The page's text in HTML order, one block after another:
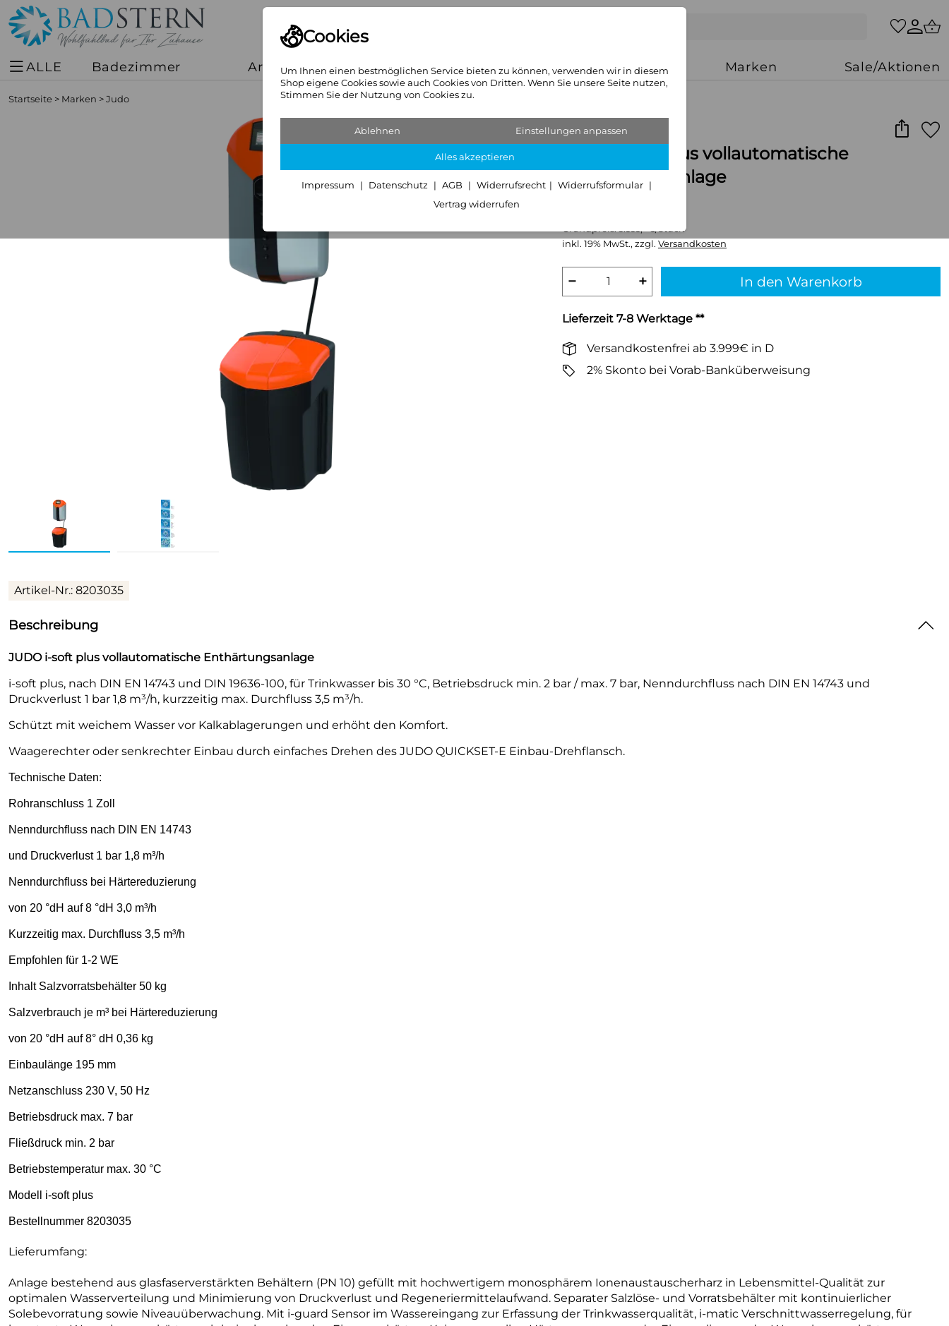
Cookies
Um Ihnen einen bestmöglichen Service bieten zu können, verwenden wir in diesem
Shop eigene Cookies sowie auch Cookies von Dritten. Wenn Sie unsere Seite nutzen,
Stimmen Sie der Nutzung von Cookies zu.
Ablehnen Einstellungen anpassen
Alles akzeptieren
Impressum Datenschutz AGB Widerrufsrecht
Widerrufsformular
Vertrag widerrufen
ALLE Badezimmer Armaturen Heizkörper Sanitär & Heizung Marken Sale/Aktionen
Startseite > Marken > Judo
JUDO i-soft plus vollautomatische
Enthärtungsanlage
Grundpreis:3.333,- €/Stück
inkl. 19% MwSt., zzgl. Versandkosten
− + In den Warenkorb
Lieferzeit 7-8 Werktage **
Versandkostenfrei ab 3.999€ in D
2% Skonto bei Vorab-Banküberweisung
Artikel-Nr.: 8203035
Beschreibung
JUDO i-soft plus vollautomatische Enthärtungsanlage
i-soft plus, nach DIN EN 14743 und DIN 19636-100, für Trinkwasser bis 30 °C, Betriebsdruck min. 2 bar / max. 7 bar, Nenndurchfluss nach DIN EN 14743 und
Druckverlust 1 bar 1,8 m³/h, kurzzeitig max. Durchfluss 3,5 m³/h.
Schützt mit weichem Wasser vor Kalkablagerungen und erhöht den Komfort.
Waagerechter oder senkrechter Einbau durch einfaches Drehen des JUDO QUICKSET-E Einbau-Drehflansch.
Technische Daten:
Rohranschluss 1 Zoll
Nenndurchfluss nach DIN EN 14743
und Druckverlust 1 bar 1,8 m³/h
Nenndurchfluss bei Härtereduzierung
von 20 °dH auf 8 °dH 3,0 m³/h
Kurzzeitig max. Durchfluss 3,5 m³/h
Empfohlen für 1-2 WE
Inhalt Salzvorratsbehälter 50 kg
Salzverbrauch je m³ bei Härtereduzierung
von 20 °dH auf 8° dH 0,36 kg
Einbaulänge 195 mm
Netzanschluss 230 V, 50 Hz
Betriebsdruck max. 7 bar
Fließdruck min. 2 bar
Betriebstemperatur max. 30 °C
Modell i-soft plus
Bestellnummer 8203035
Lieferumfang:
Anlage bestehend aus glasfaserverstärkten Behältern (PN 10) gefüllt mit hochwertigem monosphärem Ionenaustauscherharz in Lebensmittel-Qualität zur
optimalen Wasserverteilung und Minimierung von Druckverlust und Regeneriermittelaufwand. Separater Salzlöse- und Vorratsbehälter mit kontinuierlicher
Solebevorratung sowie Niveauüberwachung. Mit i-guard Sensor im Wassereingang zur Erfassung der Trinkwasserqualität, i-matic Verschnittwasserregelung, für